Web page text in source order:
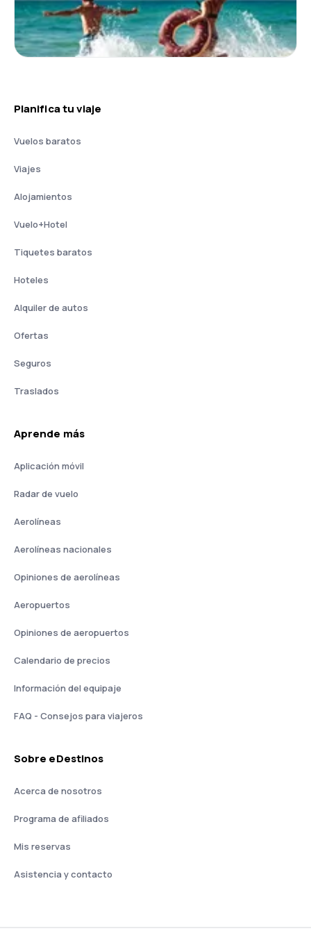
Planifica tu viaje
Vuelos baratos
Viajes
Alojamientos
Vuelo+Hotel
Tiquetes baratos
Hoteles
Alquiler de autos
Ofertas
Seguros
Traslados
Aprende más
Aplicación móvil
Radar de vuelo
Aerolíneas
Aerolíneas nacionales
Opiniones de aerolíneas
Aeropuertos
Opiniones de aeropuertos
Calendario de precios
Información del equipaje
FAQ - Consejos para viajeros
Sobre eDestinos
Acerca de nosotros
Programa de afiliados
Mis reservas
Asistencia y contacto